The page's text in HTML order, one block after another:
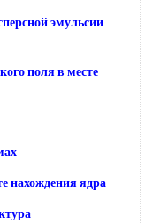
эмульсии
поля в месте
нахождения ядра